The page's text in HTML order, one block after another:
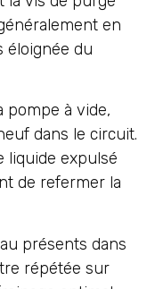
en
éloignée du
pompe à vide,
dans le circuit.
liquide expulsé
de refermer la
présents dans
répétée sur